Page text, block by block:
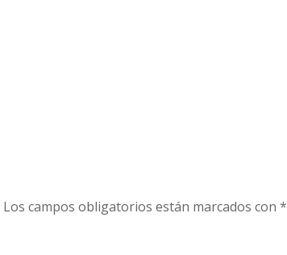
Los campos obligatorios están marcados con*